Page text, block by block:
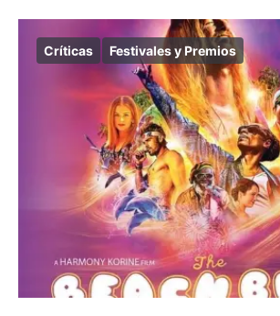
Críticas Festivales y Premios